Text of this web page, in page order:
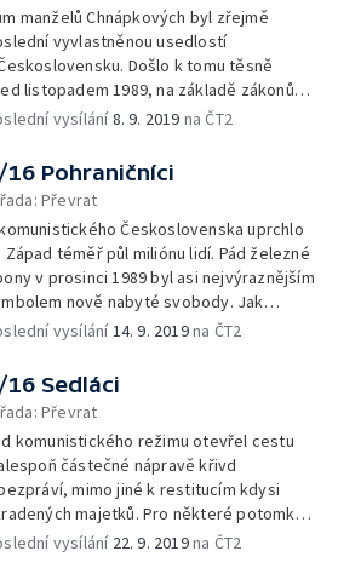
manželů Chnápkových byl zřejmě
vyvlastněnou usedlostí
Došlo k tomu těsně
listopadem 1989, na základě zákonů
let
vysílání8. 9. 2019 na ČT2
16 Pohraničníci
Převrat
Československa uprchlo
Západ téměř půl miliónu lidí. Pád železné
v prosinci 1989 byl asi nejvýraznějším
nově nabyté svobody. Jak
události vidí někdejší důstojníci
vysílání14. 9. 2019na ČT2
16 Sedláci
Převrat
komunistického režimu otevřel cestu
částečné nápravě křivd
mimo jiné k restitucím kdysi
majetků. Pro některé potomky
selských rodů znamenal listopad
vysílání 22. 9. 2019na ČT2